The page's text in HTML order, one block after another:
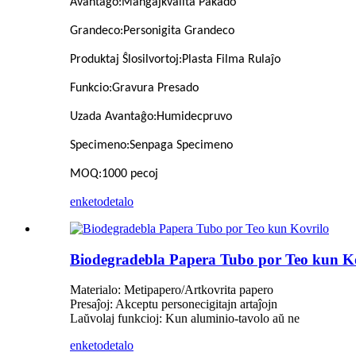
Grandeco:Personigita Grandeco
Produktaj Ŝlosilvortoj:Plasta Filma Rulaĵo
Funkcio:Gravura Presado
Uzada Avantaĝo:Humidecpruvo
Specimeno:Senpaga Specimeno
MOQ:1000 pecoj
enketodetalo
Biodegradebla Papera Tubo por Teo kun
Materialo: Metipapero/Artkovrita papero
Presaĵoj: Akceptu personecigitajn artaĵojn
Laŭvolaj funkcioj: Kun aluminio-tavolo aŭ ne
enketodetalo